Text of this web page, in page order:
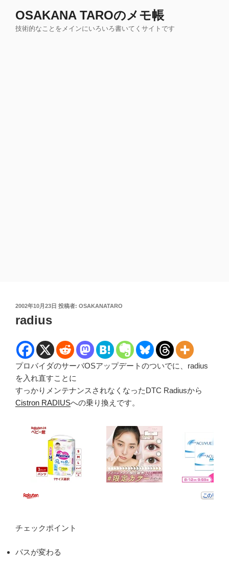
OSAKANA TAROのメモ帳
技術的なことをメインにいろいろ書いてくサイトです
投
日:
2002年10月23日 投稿者: OSAKANATARO
radius
プロバイダのサーバOSアップデートのついでに、radius
を入れ直すことに
すっかりメンテナンスされなくなったDTC Radiusから
Cistron RADIUSへの乗り換えです。
チェックポイント
パスが変わる